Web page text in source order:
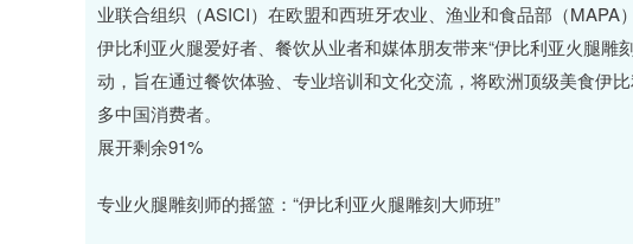
业联合组织（ASICI）在欧盟和西班牙农业、渔业和食品部（
伊比利亚火腿爱好者、餐饮从业者和媒体朋友带来“伊比利亚火腿雕
动，旨在通过餐饮体验、专业培训和文化交流，将欧洲顶级美食伊
多中国消费者。
展开剩余91%
专业火腿雕刻师的摇篮：“伊比利亚火腿雕刻大师班”